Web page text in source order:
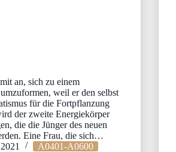
an, sich zu einem
weil er den selbst
für die Fortpflanzung
der zweite Energiekörper
die die Jünger des neuen
Eine Frau, die sich…
A0401-A0600